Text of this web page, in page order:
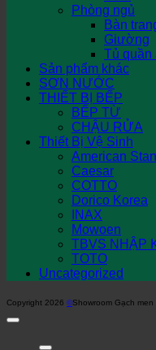
Phòng ngủ
Bàn
Giường
Tủ quần
Sản phẩm khác
SƠN NƯỚC
THIẾT BỊ BẾP
BẾP TỪ
CHẬU RỬA
Thiết Bị Vệ Sinh
American
Caesar
COTTO
Dorico Korea
INAX
Mowoen
TBVS NHẬP
TOTO
Uncategorized
Copyright 2026 ©Showroom Gạch